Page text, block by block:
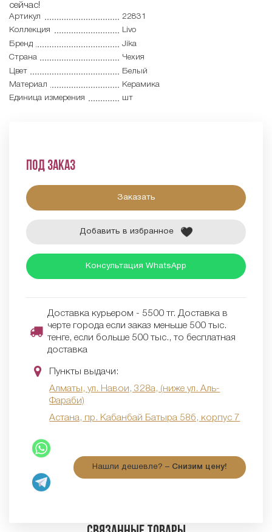
сейчас!
Артикул
22831
Коллекция
Livo
Бренд
Jika
Страна
Чехия
Цвет
Белый
Материал
Керамика
Единица измерения
шт
Под заказ
Заказать
Добавить в избранное
Консультация WhatsApp
Доставка курьером - 5500 тг. Доставка в
черте города если заказ меньше 500 тыс.
тенге, если больше 500 тыс., то бесплатная
доставка
Пункты выдачи:
Алматы, ул. Навои, 328а, (ниже ул. Аль-
Фараби)
Астана, пр. Кабанбай Батыра 58б, корпус 7
Нашли дешевле? – Снизим цену!